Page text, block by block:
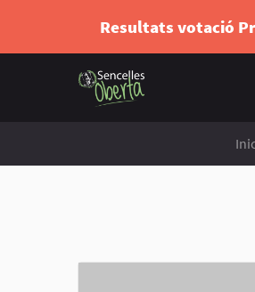
Resultats votació